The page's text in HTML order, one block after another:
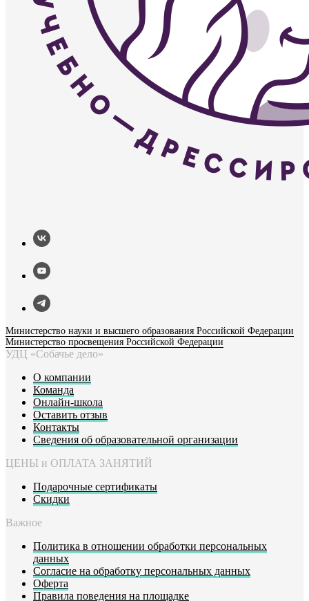
Министерство науки и высшего образования Российской Федерации
Министерство просвещения Российской Федерации
УДЦ «Собачье дело»
О компании
Команда
Онлайн-школа
Оставить отзыв
Контакты
Сведения об образовательной организации
ЦЕНЫ и ОПЛАТА ЗАНЯТИЙ
Подарочные сертификаты
Скидки
Важное
Политика в отношении обработки персональных
данных
Согласие на обработку персональных данных
Оферта
Правила поведения на площадке